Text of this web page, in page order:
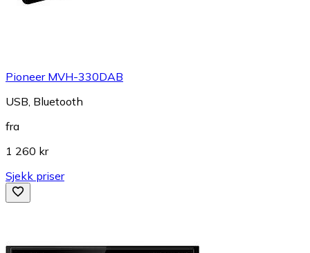
Pioneer MVH-330DAB
USB, Bluetooth
fra
1 260 kr
Sjekk priser